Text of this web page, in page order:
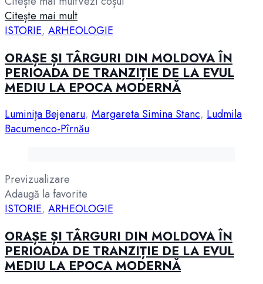
Citește mai mult
ISTORIE, ARHEOLOGIE
ORAȘE ȘI TÂRGURI DIN MOLDOVA ÎN
PERIOADA DE TRANZIȚIE DE LA EVUL
MEDIU LA EPOCA MODERNĂ
Luminiţa Bejenaru, Margareta Simina Stanc, Ludmila
Bacumenco-Pîrnău
Previzualizare
Adaugă la favorite
ISTORIE, ARHEOLOGIE
ORAȘE ȘI TÂRGURI DIN MOLDOVA ÎN
PERIOADA DE TRANZIȚIE DE LA EVUL
MEDIU LA EPOCA MODERNĂ